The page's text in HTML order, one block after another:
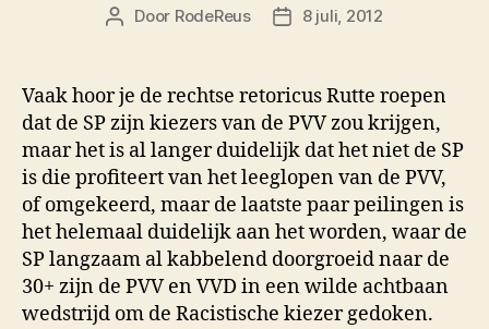
Berichtauteur
Door RodeReus Berichtdatum
8 juli, 2012
Vaak hoor je de rechtse retoricus Rutte roepen
dat de SP zijn kiezers van de PVV zou krijgen,
maar het is al langer duidelijk dat het niet de SP
is die profiteert van het leeglopen van de PVV,
of omgekeerd, maar de laatste paar peilingen is
het helemaal duidelijk aan het worden, waar de
SP langzaam al kabbelend doorgroeid naar de
30+ zijn de PVV en VVD in een wilde achtbaan
wedstrijd om de Racistische kiezer gedoken.